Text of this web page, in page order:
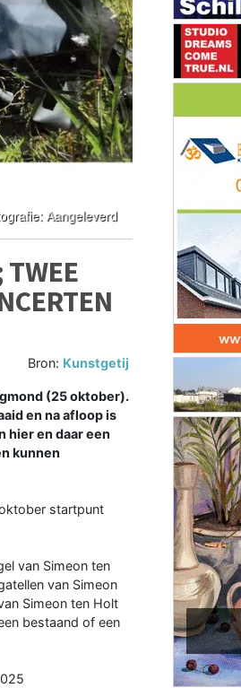
Bron: Kunstgetij
(25 oktober).
en na afloop is
hier en daar een
kunnen
startpunt
van Simeon ten
van Simeon
Simeon ten Holt
bestaand of een